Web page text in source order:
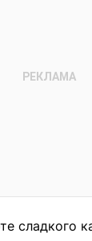
сладкого